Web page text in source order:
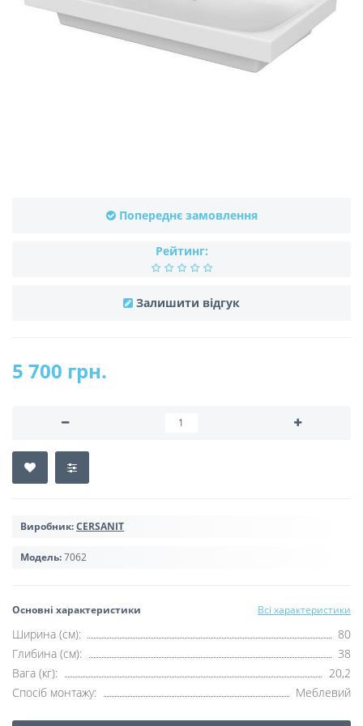
Попереднє замовлення
Рейтинг:
Залишити відгук
5 700 грн.
Виробник:CERSANIT
Модель:7062
Основні характеристики Всі характеристики
Ширина (см):
80
Глибина (см):
38
Вага (кг):
20,2
Спосіб монтажу:
Меблевий